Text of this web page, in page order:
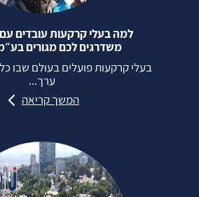
למה בעלי קרקעות עובדים עם
משדרגים לכם מגורים בע״מ
בעלי קרקעות פועלים בעולם שבו
ערך...
המשך קריאה